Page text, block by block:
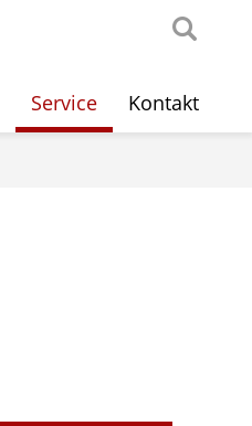
Service Kontakt